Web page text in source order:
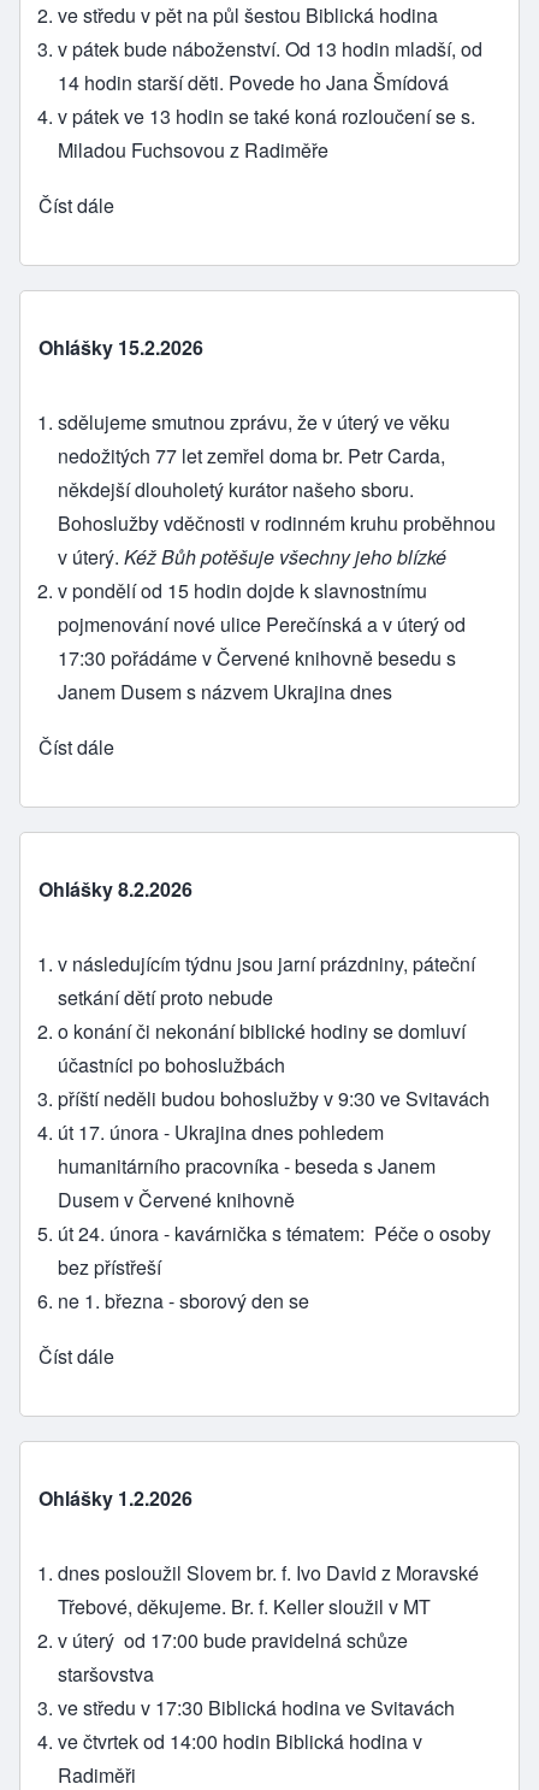
ve středu v pět na půl šestou Biblická hodina
v pátek bude náboženství. Od 13 hodin mladší, od
14 hodin starší děti. Povede ho Jana Šmídová
v pátek ve 13 hodin se také koná rozloučení se s.
Miladou Fuchsovou z Radiměře
Číst dále
Ohlášky 15.2.2026
sdělujeme smutnou zprávu, že v úterý ve věku
nedožitých 77 let zemřel doma br. Petr Carda,
někdejší dlouholetý kurátor našeho sboru.
Bohoslužby vděčnosti v rodinném kruhu proběhnou
v úterý. Kéž Bůh potěšuje všechny jeho blízké
v pondělí od 15 hodin dojde k slavnostnímu
pojmenování nové ulice Perečínská a v úterý od
17:30 pořádáme v Červené knihovně besedu s
Janem Dusem s názvem Ukrajina dnes
Číst dále
Ohlášky 8.2.2026
v následujícím týdnu jsou jarní prázdniny, páteční
setkání dětí proto nebude
o konání či nekonání biblické hodiny se domluví
účastníci po bohoslužbách
příští neděli budou bohoslužby v 9:30 ve Svitavách
út 17. února - Ukrajina dnes pohledem
humanitárního pracovníka - beseda s Janem
Dusem v Červené knihovně
út 24. února - kavárnička s tématem: Péče o osoby
bez přístřeší
ne 1. března - sborový den se
Číst dále
Ohlášky 1.2.2026
dnes posloužil Slovem br. f. Ivo David z Moravské
Třebové, děkujeme. Br. f. Keller sloužil v MT
v úterý od 17:00 bude pravidelná schůze
staršovstva
ve středu v 17:30 Biblická hodina ve Svitavách
ve čtvrtek od 14:00 hodin Biblická hodina v
Radiměři